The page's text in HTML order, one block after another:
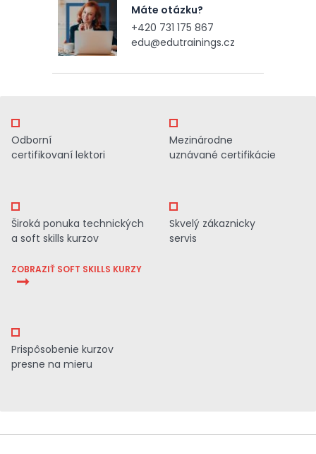
Máte otázku?
+420 731 175 867
edu@edutrainings.cz
Odborní
certifikovaní lektori
Mezinárodne
uznávané certifikácie
Široká ponuka technických
a soft skills kurzov
ZOBRAZIŤ SOFT SKILLS KURZY
Skvelý zákaznicky
servis
Prispôsobenie kurzov
presne na mieru